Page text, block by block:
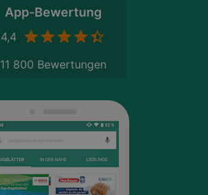
App-Bewertung
4,4
11 800 Bewertungen